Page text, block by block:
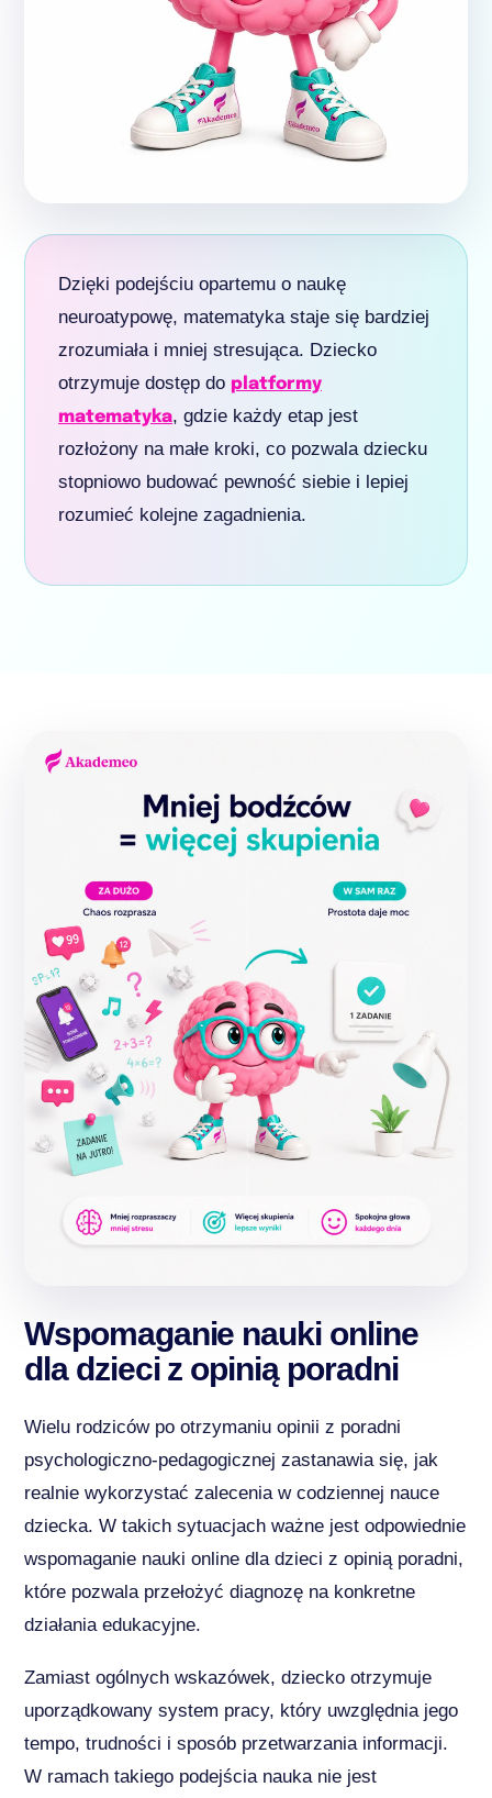
Dzięki podejściu opartemu o naukę
neuroatypowę, matematyka staje się bardziej
zrozumiała i mniej stresująca. Dziecko
otrzymuje dostęp do platformy
matematyka, gdzie każdy etap jest
rozłożony na małe kroki, co pozwala dziecku
stopniowo budować pewność siebie i lepiej
rozumieć kolejne zagadnienia.
Wspomaganie nauki online
dla dzieci z opinią poradni
Wielu rodziców po otrzymaniu opinii z poradni
psychologiczno-pedagogicznej zastanawia się, jak
realnie wykorzystać zalecenia w codziennej nauce
dziecka. W takich sytuacjach ważne jest odpowiednie
wspomaganie nauki online dla dzieci z opinią poradni,
które pozwala przełożyć diagnozę na konkretne
działania edukacyjne.
Zamiast ogólnych wskazówek, dziecko otrzymuje
uporządkowany system pracy, który uwzględnia jego
tempo, trudności i sposób przetwarzania informacji.
W ramach takiego podejścia nauka nie jest